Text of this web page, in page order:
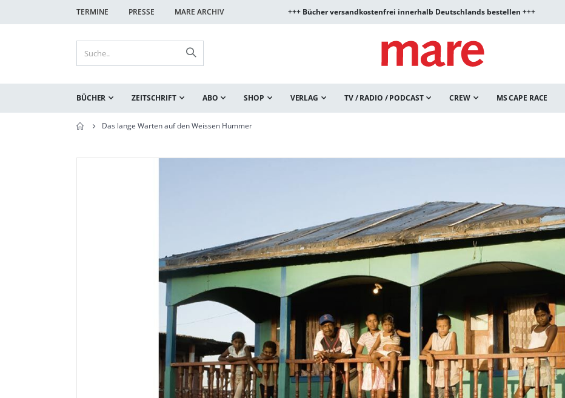
TERMINE PRESSE MARE ARCHIV +++ Bücher versandkostenfrei innerhalb Deutschlands bestellen +++
BÜCHER ZEITSCHRIFT ABO SHOP VERLAG TV / RADIO / PODCAST CREW MS CAPE RACE
Das lange Warten auf den Weissen Hummer